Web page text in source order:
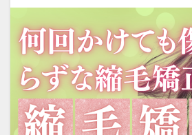
hair-color
hair-fail-mechanics
hair-moisture-flow
hair-
hormonal-balance
hydrogen-bonds
iron-damage
jojoba-boiling-point
local-salon-search
low-cost-salon-